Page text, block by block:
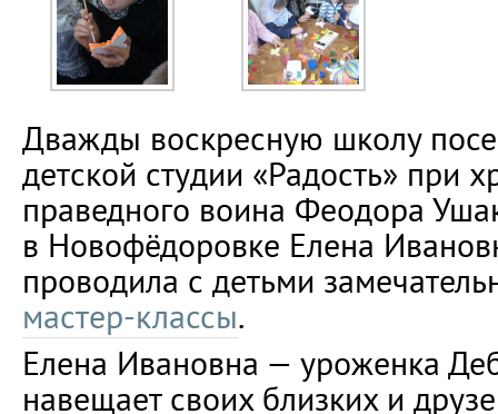
Дважды воскресную школу
детской студии «Радость» при
праведного воина Феодора
в Новофёдоровке Елена
проводила с детьми
мастер-классы.
Елена Ивановна — уроженка
навещает своих близких и